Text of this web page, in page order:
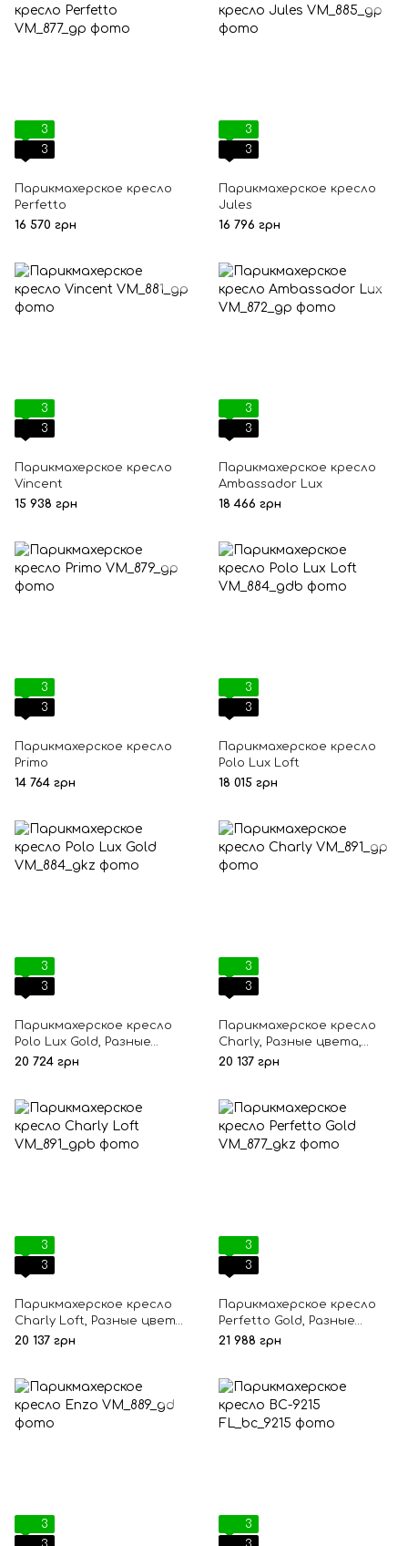
3
3
Парикмахерское кресло
Perfetto
16 570 грн
3
3
Парикмахерское кресло
Jules
16 796 грн
3
3
Парикмахерское кресло
Vincent
15 938 грн
3
3
Парикмахерское кресло
Ambassador Lux
18 466 грн
3
3
Парикмахерское кресло
Primo
14 764 грн
3
3
Парикмахерское кресло
Polo Lux Loft
18 015 грн
3
3
Парикмахерское кресло
Polo Lux Gold, Разные
цвета, Гидравлический,
20 724 грн
3
3
Парикмахерское кресло
Charly, Разные цвета,
Гидравлический,
20 137 грн
3
3
Парикмахерское кресло
Charly Loft, Разные цвета,
Гидравлический,
20 137 грн
3
3
Парикмахерское кресло
Perfetto Gold, Разные
цвета, Гидравлический,
21 988 грн
3
3